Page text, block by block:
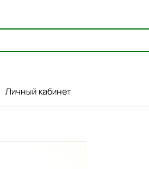
Личный кабинет